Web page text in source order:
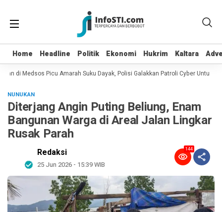
Home Headline Politik Ekonomi Hukrim Kaltara
Home Headline Politik Ekonomi Hukrim Kaltara
di Medsos Picu Amarah Suku Dayak, Polisi Galakkan Patroli Cyber Untuk
NUNUKAN
Diterjang Angin Puting Beliung, Enam
Bangunan Warga di Areal Jalan Lingkar
Rusak Parah
Redaksi
25 Jun 2026 - 15:39 WIB
144